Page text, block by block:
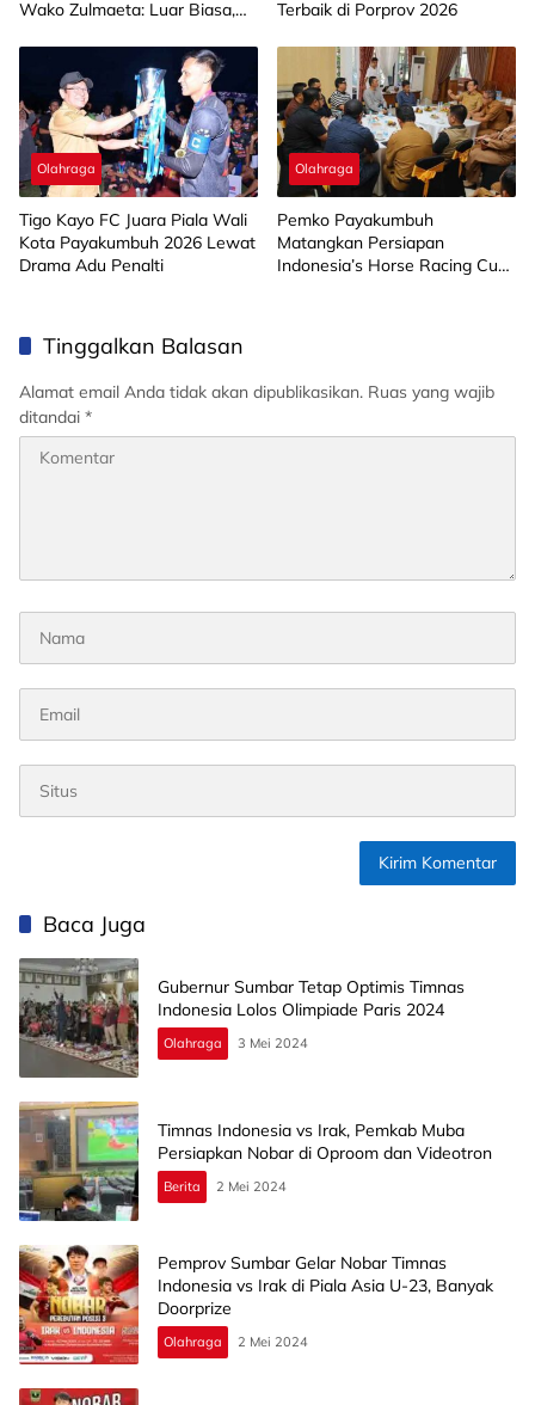
Wako Zulmaeta: Luar Biasa,
Terbaik di Porprov 2026
Olahraga
Tigo Kayo FC Juara Piala Wali
Kota Payakumbuh 2026 Lewat
Drama Adu Penalti
Olahraga
Pemko Payakumbuh
Matangkan Persiapan
Indonesia’s Horse Racing Cup
Tinggalkan Balasan
Alamat email Anda tidak akan dipublikasikan. Ruas yang wajib
ditandai *
Baca Juga
Gubernur Sumbar Tetap Optimis Timnas
Indonesia Lolos Olimpiade Paris 2024
Olahraga 3 Mei 2024
Timnas Indonesia vs Irak, Pemkab Muba
Persiapkan Nobar di Oproom dan Videotron
Berita 2 Mei 2024
Pemprov Sumbar Gelar Nobar Timnas
Indonesia vs Irak di Piala Asia U-23, Banyak
Doorprize
Olahraga 2 Mei 2024